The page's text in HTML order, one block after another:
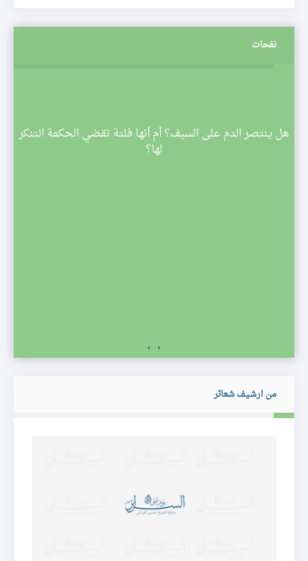
نفحات
هل ينتصر الدم على السيف؟ أم أنها فلتة تقضي الحكمة التنكر
لها؟
‹
›
من ارشيف شعائر